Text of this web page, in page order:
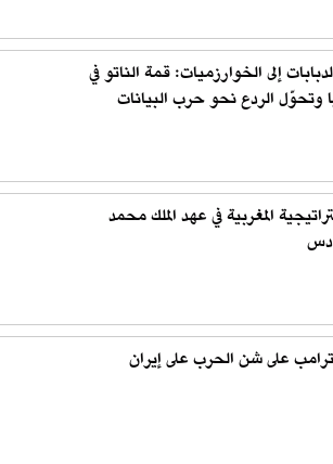
إلى الخوارزميات: قمة الناتو في
وتحوّل الردع نحو حرب البيانات
المغربية في عهد الملك محمد
على شن الحرب على إيران